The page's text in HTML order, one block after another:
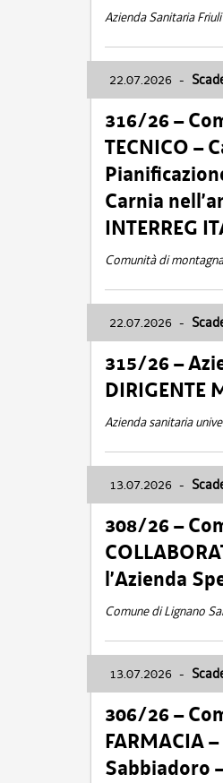
Azienda Sanitaria
22.07.2026 -
316/26 –
TECNICO –
Carnia
INTERREG
Comunità di
22.07.2026 -
315/26 –
DIRIGENTE
Azienda sanitaria
13.07.2026 -
308/26 –
l’Azienda
Comune di Lignano
13.07.2026 -
306/26 –
FARMACIA
Sabbiadoro